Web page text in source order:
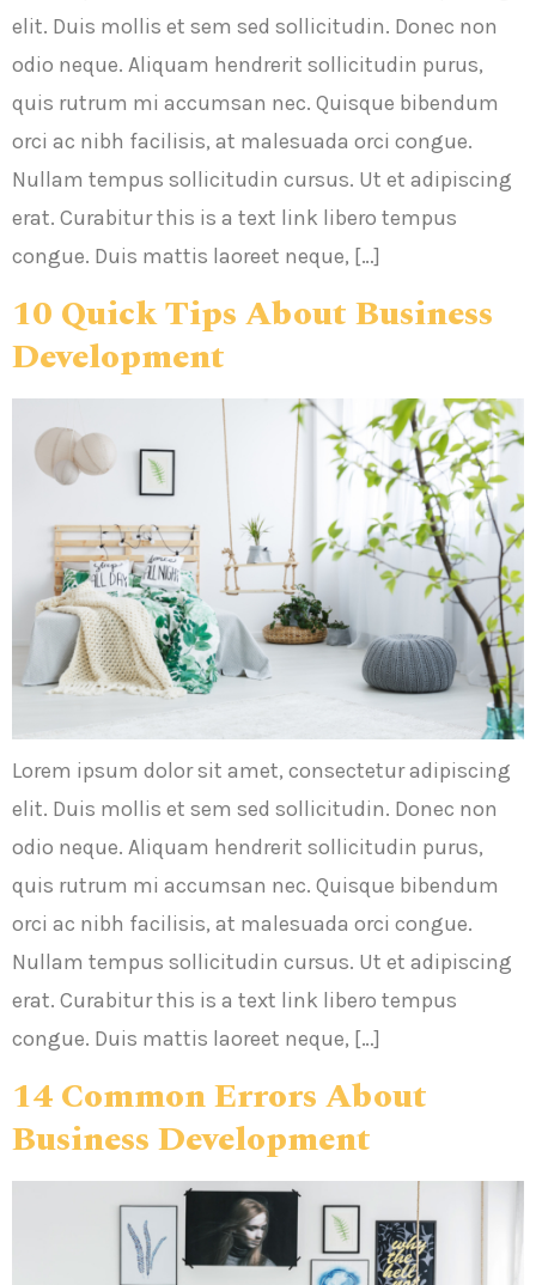
elit. Duis mollis et sem sed sollicitudin. Donec non
odio neque. Aliquam hendrerit sollicitudin purus,
quis rutrum mi accumsan nec. Quisque bibendum
orci ac nibh facilisis, at malesuada orci congue.
Nullam tempus sollicitudin cursus. Ut et adipiscing
erat. Curabitur this is a text link libero tempus
congue. Duis mattis laoreet neque, […]
10 Quick Tips About Business
Development
Lorem ipsum dolor sit amet, consectetur adipiscing
elit. Duis mollis et sem sed sollicitudin. Donec non
odio neque. Aliquam hendrerit sollicitudin purus,
quis rutrum mi accumsan nec. Quisque bibendum
orci ac nibh facilisis, at malesuada orci congue.
Nullam tempus sollicitudin cursus. Ut et adipiscing
erat. Curabitur this is a text link libero tempus
congue. Duis mattis laoreet neque, […]
14 Common Errors About
Business Development